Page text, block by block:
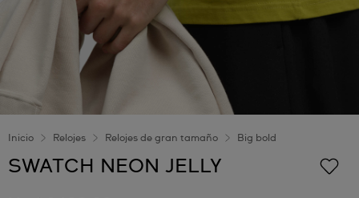
Inicio Relojes Relojes de gran tamaño Big bold
SWATCH NEON JELLY